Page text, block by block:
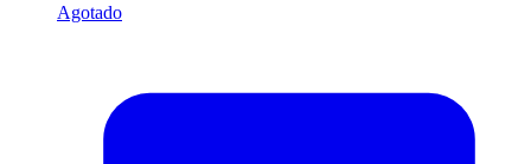
Agotado